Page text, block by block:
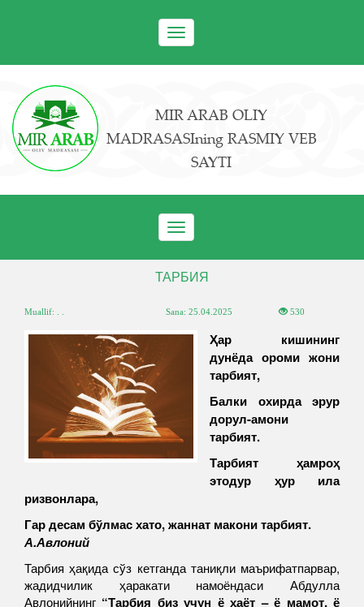
Toggle
navigation
MIR ARAB OLIY
MADRASASIning RASMIY VEB
SAYTI
Toggle
navigation
ТАРБИЯ
Muallif: . . Sana:25.04.2025 530
Ҳар кишининг
дунёда ороми жони
тарбият,
Балки охирда эрур
дорул-амони
тарбият.
Тарбият ҳамроҳ
этодур ҳур ила
ризвонлара,
Гар десам бўлмас хато, жаннат макони тарбият.
А.Авлоний
Тарбия ҳақида сўз кетганда таниқли маърифатпарвар,
жадидчилик ҳаракати намоёндаси Абдулла
Авлонийнинг “Тарбия биз учун ё ҳаёт – ё мамот, ё